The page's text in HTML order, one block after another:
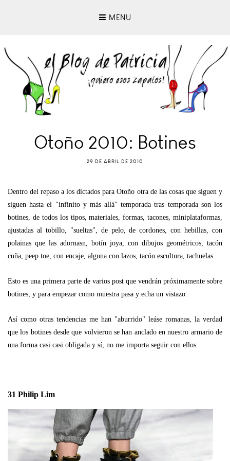
MENU
Otoño 2010: Botines
29 DE ABRIL DE 2010
Dentro del repaso a los dictados para Otoño otra de las cosas que siguen y
siguen hasta el "infinito y más allá" temporada tras temporada son los
botines, de todos los tipos, materiales, formas, tacones, miniplataformas,
ajustadas al tobillo, "sueltas", de pelo, de cordones, con hebillas, con
polainas que las adornasn, botín joya, con dibujos geométricos, tacón
cuña, peep toe, con encaje, alguna con lazos, tacón escultura, tachuelas...
Esto es una primera parte de varios post que vendrán próximamente sobre
botines, y para empezar como muestra pasa y echa un vistazo.
Así como otras tendencias me han "aburrido" leáse romanas, la verdad
que los botines desde que volvieron se han anclado en nuestro armario de
una forma casi casi obligada y sí, no me importa seguir con ellos.
31 Philip Lim